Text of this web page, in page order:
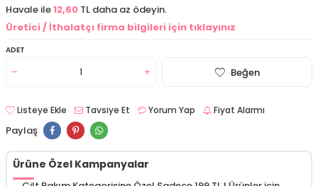
Havale ile12,60 TL daha az ödeyin.
Üretici / İthalatçı firma bilgileri için tıklayınız
ADET
Beğen
Listeye Ekle Tavsiye Et Yorum Yap Fiyat Alarmı
Paylaş
Ürüne Özel Kampanyalar